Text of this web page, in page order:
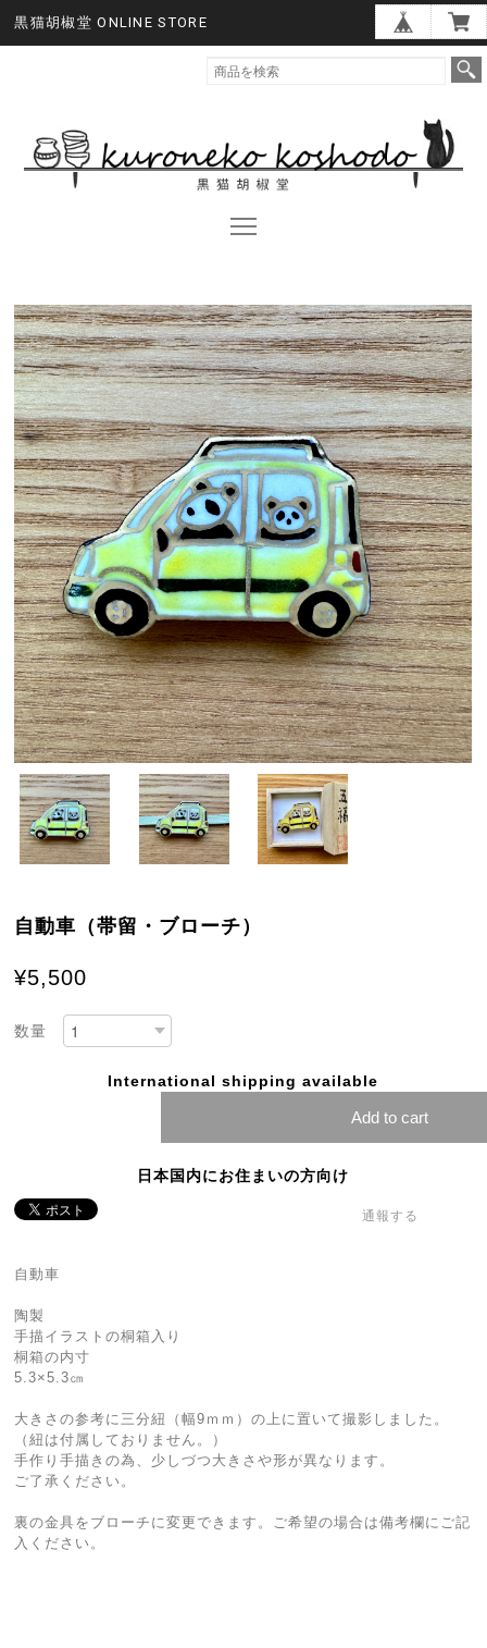
黒猫胡椒堂 ONLINE STORE
自動車（帯留・ブローチ）
¥5,500
数量
International shipping available
Add to cart
日本国内にお住まいの方向け
通報する
自動車
陶製
手描イラストの桐箱入り
桐箱の内寸
5.3×5.3㎝
大きさの参考に三分紐（幅9ｍｍ）の上に置いて撮影しました。
（紐は付属しておりません。）
手作り手描きの為、少しづつ大きさや形が異なります。
ご了承ください。
裏の金具をブローチに変更できます。ご希望の場合は備考欄にご記
入ください。